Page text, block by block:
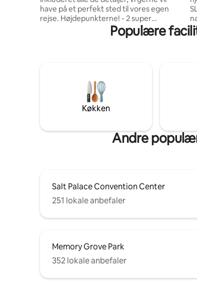
have på et perfekt sted til vores egen
rejse. Højdepunkterne! - 2 super
komfortable kingsize senge i memory
foam - Fuldt udstyret køkken - 2
minutter fra lufthavnen. Vi håber, du
elsker dette sted lige så meget, som vi
lokale skal sende en besked først.
Populære
Køkken
Andre
Salt Palace Convention Center
251 lokale anbefaler
Memory Grove Park
352 lokale anbefaler